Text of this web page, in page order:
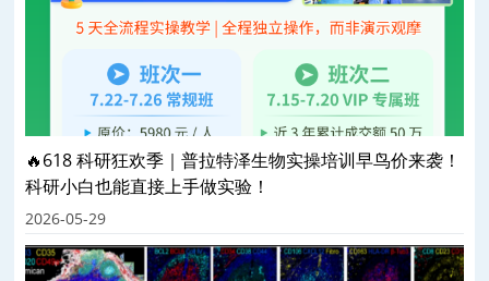
🔥618 科研狂欢季｜普拉特泽生物实操培训早鸟价来袭！
科研小白也能直接上手做实验！
2026-05-29